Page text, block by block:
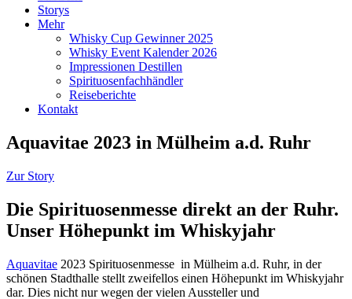
Storys
Mehr
Whisky Cup Gewinner 2025
Whisky Event Kalender 2026
Impressionen Destillen
Spirituosenfachhändler
Reiseberichte
Kontakt
Aquavitae 2023 in Mülheim a.d. Ruhr
Zur Story
Die Spirituosenmesse direkt an der Ruhr.
Unser Höhepunkt im Whiskyjahr
Aquavitae 2023 Spirituosenmesse in Mülheim a.d. Ruhr, in der
schönen Stadthalle stellt zweifellos einen Höhepunkt im Whiskyjahr
dar. Dies nicht nur wegen der vielen Aussteller und